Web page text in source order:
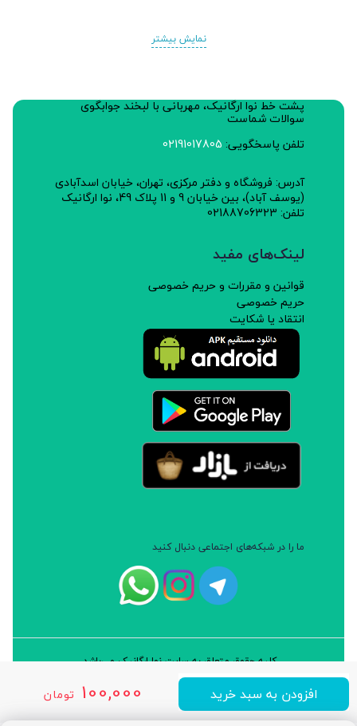
100,000 تومان افزودن به سبد خرید
نمایش بیشتر
پشت خط نوا ارگانیک، مهربانی با لبخند جوابگوی
سوالات شماست
تلفن پاسخگویی: 02191017805
آدرس: فروشگاه و دفتر مرکزی، تهران، خیابان اسدآبادی
(یوسف آباد)، بین خیابان 9 و 11 پلاک 49، نوا ارگانیک
تلفن: 02188706323
لینک‌های مفید
قوانین و مقررات و حریم خصوصی
حریم خصوصی
انتقاد یا شکایت
ما را در شبکه‌های اجتماعی دنبال کنید
کلیه حقوق متعلق به سایت نوا ارگانیک می‌باشد.
طراحی و توسعه: شرکت داده پردازان سورن ایرانیان (نرم افزار سارب)